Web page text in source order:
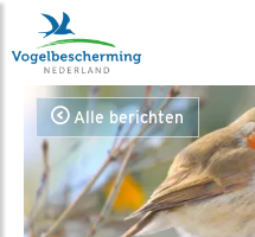
Alle berichten